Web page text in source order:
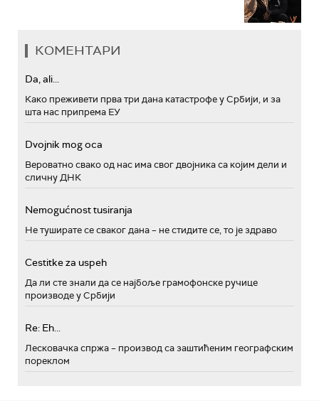
КОМЕНТАРИ
Da, ali...
Како преживети прва три дана катастрофе у Србији, и за
шта нас припрема ЕУ
Dvojnik mog oca
Вероватно свако од нас има свог двојника са којим дели и
сличну ДНК
Nemogućnost tusiranja
Не туширате се сваког дана – не стидите се, то је здраво
Cestitke za uspeh
Да ли сте знали да се најбоље грамофонске ручице
производе у Србији
Re: Eh...
Лесковачка спржа – производ са заштићеним географским
пореклом